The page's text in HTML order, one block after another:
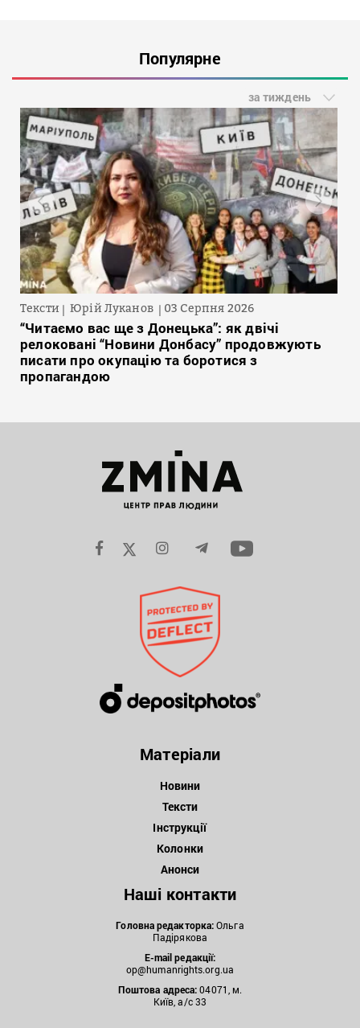
Популярне
за тиждень
Тексти Юрій Луканов 03 Серпня 2026
“Читаємо вас ще з Донецька”: як двічі
релоковані “Новини Донбасу” продовжують
писати про окупацію та боротися з
пропагандою
Матеріали
Новини
Тексти
Інструкції
Колонки
Анонси
Наші контакти
Головна редакторка:Ольга
Падірякова
E-mail редакції:
op@humanrights.org.ua
Поштова адреса:04071, м.
Київ, а/с 33